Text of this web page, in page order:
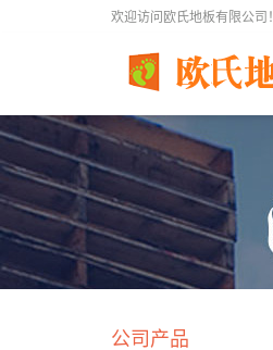
欢迎访问欧氏地板有限公司！
公司产品